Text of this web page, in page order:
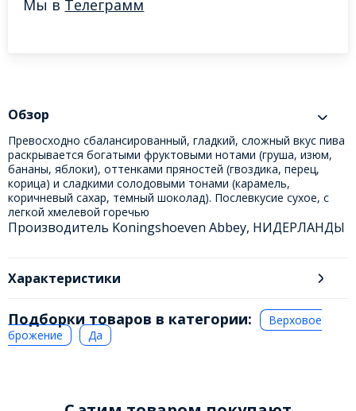
Мы в Телеграмм
Обзор
Превосходно сбалансированный, гладкий, сложный вкус пива
раскрывается богатыми фруктовыми нотами (груша, изюм,
бананы, яблоки), оттенками пряностей (гвоздика, перец,
корица) и сладкими солодовыми тонами (карамель,
коричневый сахар, темный шоколад). Послевкусие сухое, с
легкой хмелевой горечью
Производитель Koningshoeven Abbey, НИДЕРЛАНДЫ
Характеристики
Подборки товаров в категории:
Верховое
брожение
Да